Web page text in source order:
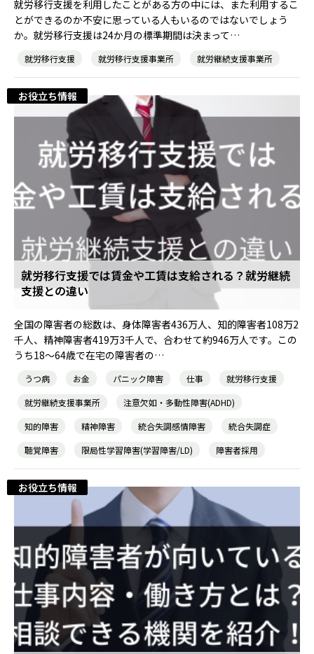
就労移行支援を利用したことがある方の中には、また利用するこ
とができるのか不安に思っている人もいるのではないでしょう
か。就労移行支援は24か月の標準期間は決まって…
就労移行支援 就労移行支援事業所 就労継続支援事業所
お役立ち情報
就労移行支援では賃金や工賃は支給される？就労継続
支援との違い
全国の障害者の総数は、身体障害者436万人、知的障害者108万2
千人、精神障害者419万3千人で、合わせて約946万人です。この
うち18～64歳で在宅の障害者の…
うつ病 お金 パニック障害 仕事
就労移行支援
就労継続支援事業所
注意欠如・多動性障害(ADHD)
知的障害
精神障害 統合失調感情障害
統合失調症
聴覚障害
限局性学習障害(学習障害/LD) 障害者採用
お役立ち情報